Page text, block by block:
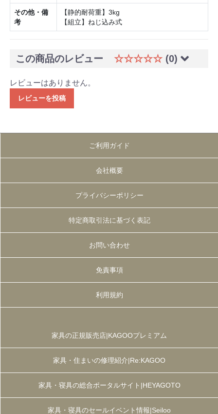
その他・備
考
【静的耐荷重】3kg
【組立】ねじ込み式
この商品のレビュー ☆☆☆☆☆ (0)
レビューはありません。
レビューを投稿
ご利用ガイド
会社概要
プライバシーポリシー
特定商取引法に基づく表記
お問い合わせ
免責事項
利用規約
家具の正規販売店|KAGOOプレミアム
家具・住まいの修理紹介|Re:KAGOO
家具・寝具の総合ポータルサイト|HEYAGOTO
家具・寝具のセールイベント情報|Seiloo